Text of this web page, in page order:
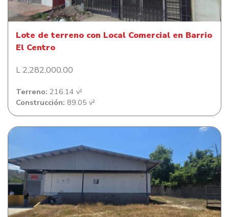
Lote de terreno con Local Comercial en Barrio
El Centro
L 2,282,000.00
Terreno: 216.14 v²
Construcción: 89.05 v²
Lote de terreno con edificación para bodega